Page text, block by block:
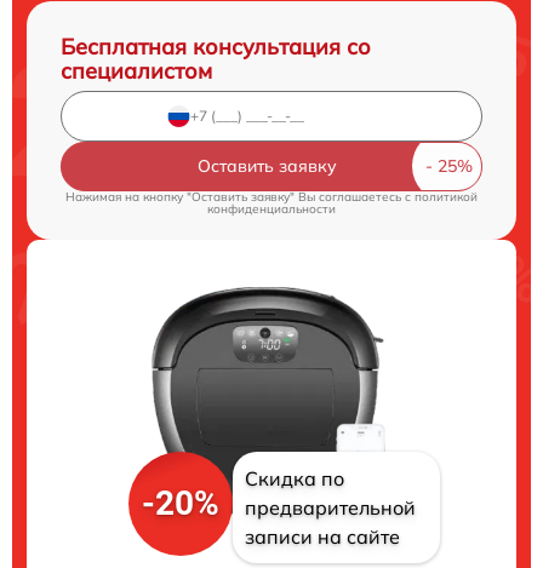
Бесплатная консультация со
специалистом
Оставить заявку
Нажимая на кнопку "Оставить заявку" Вы соглашаетесь cполитикой
конфиденциальности
-20%
Скидка по
предварительной
записи на сайте